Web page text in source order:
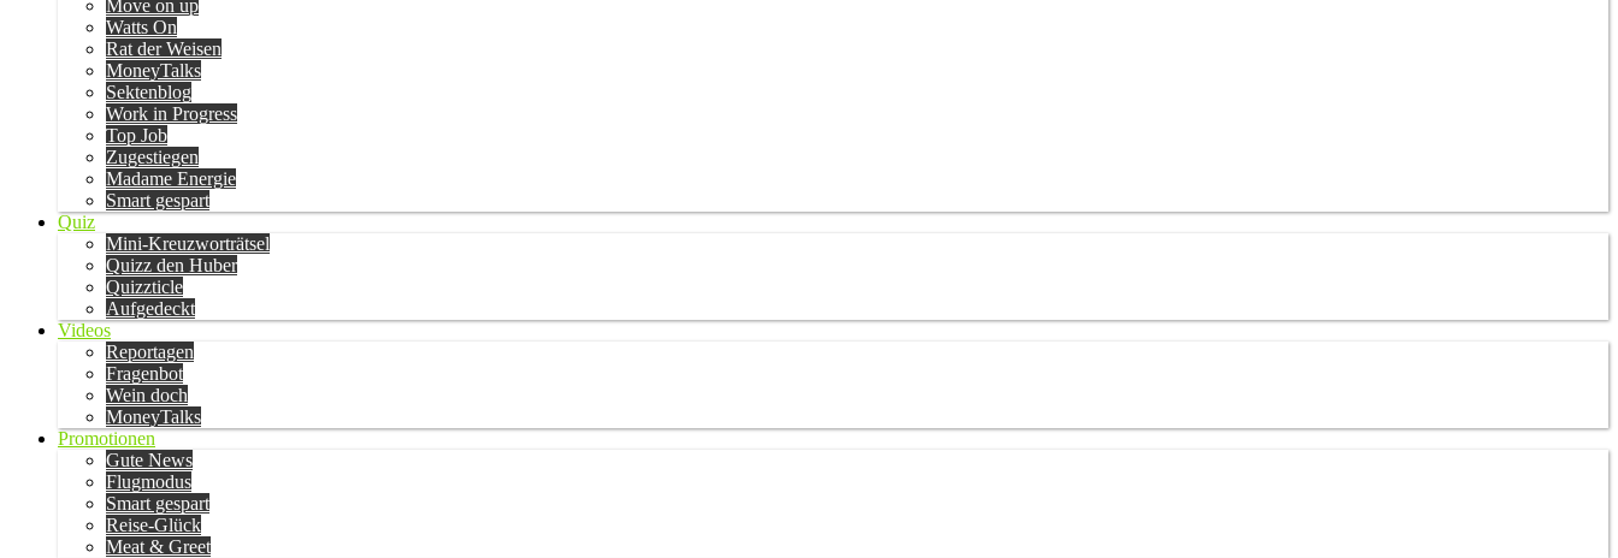
Move on up
Watts On
Rat der Weisen
MoneyTalks
Sektenblog
Work in Progress
Top Job
Zugestiegen
Madame Energie
Smart gespart
Quiz
Mini-Kreuzworträtsel
Quizz den Huber
Quizzticle
Aufgedeckt
Videos
Reportagen
Fragenbot
Wein doch
MoneyTalks
Promotionen
Gute News
Flugmodus
Smart gespart
Reise-Glück
Meat & Greet